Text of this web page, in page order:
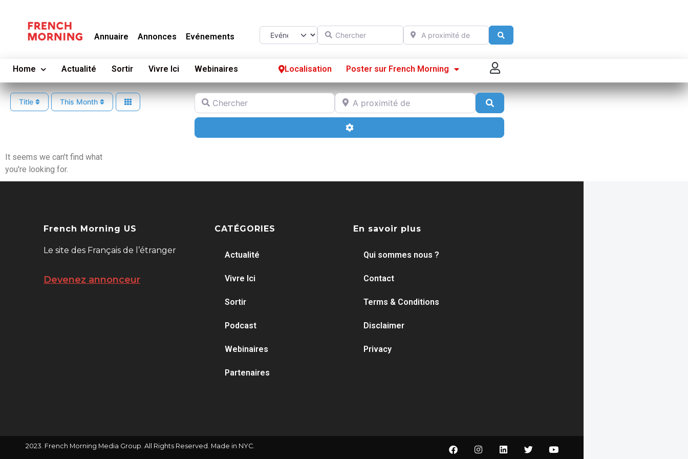
Annuaire Annonces Evénements
Select search typeChercher A proximité de
Home Actualité Sortir Vivre Ici Webinaires Localisation Poster sur French Morning
Se connecter
S’enregistrer
Poster sur French Morning
Title This Month
Chercher A proximité de
Advanced Filters
It seems we can't find what
you're looking for.
French Morning US
Le site des Français de l’étranger
Devenez annonceur
CATÉGORIES
Actualité
Vivre Ici
Sortir
Podcast
Webinaires
Partenaires
En savoir plus
Qui sommes nous ?
Contact
Terms & Conditions
Disclaimer
Privacy
2023. French Morning Media Group. All Rights Reserved. Made in NYC.